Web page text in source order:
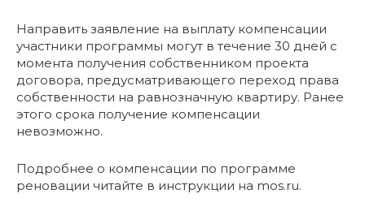
Направить заявление на выплату компенсации
участники программы могут в течение 30 дней с
момента получения собственником проекта
договора, предусматривающего переход права
собственности на равнозначную квартиру. Ранее
этого срока получение компенсации
невозможно.
Подробнее о компенсации по программе
реновации читайте в инструкции на mos.ru.